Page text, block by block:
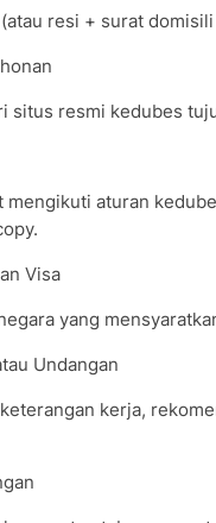
resi + surat
situs resmi kedubes
mengikuti aturan
Visa
yang
Undangan
kerja,